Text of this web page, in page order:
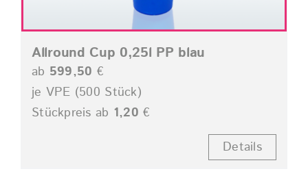
Allround Cup 0,25l PP blau
ab 599,50 €
je VPE (500 Stück)
Stückpreis ab 1,20 €
Details